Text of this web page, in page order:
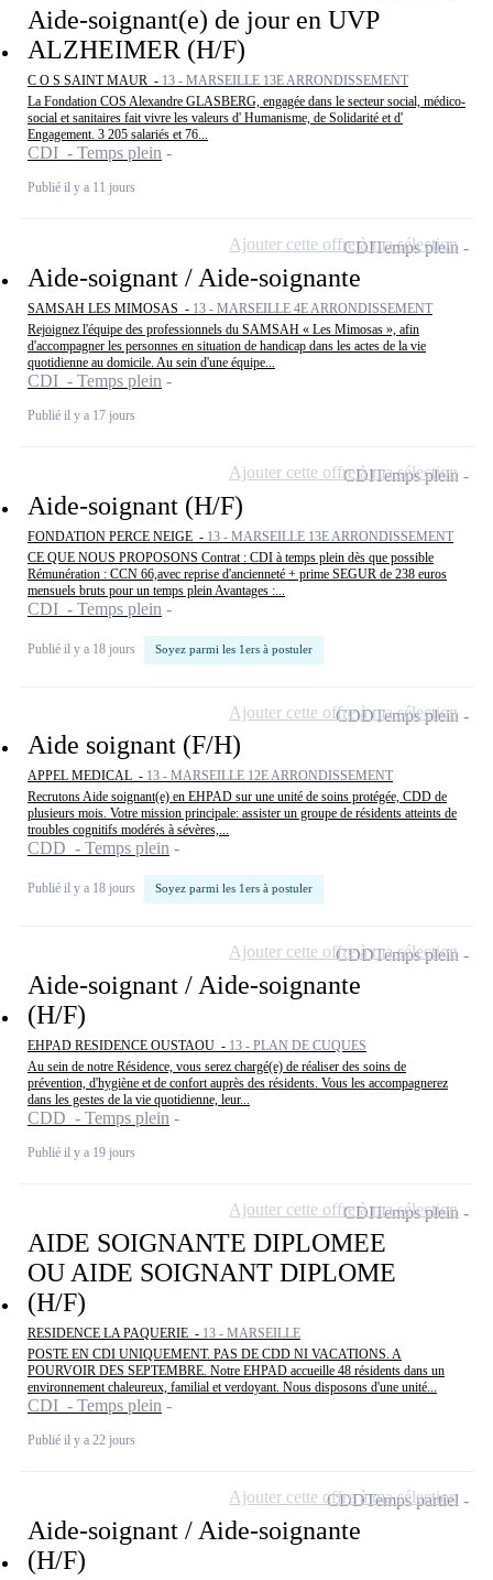
Aide-soignant(e) de jour en UVP
ALZHEIMER (H/F)
C O S SAINT MAUR - 13 - MARSEILLE 13E ARRONDISSEMENT
La Fondation COS Alexandre GLASBERG, engagée dans le secteur social, médico-
social et sanitaires fait vivre les valeurs d' Humanisme, de Solidarité et d'
Engagement. 3 205 salariés et 76...
CDI - Temps plein
Publié il y a 11 jours
Aide-soignant / Aide-soignante
SAMSAH LES MIMOSAS - 13 - MARSEILLE 4E ARRONDISSEMENT
Rejoignez l'équipe des professionnels du SAMSAH « Les Mimosas », afin
d'accompagner les personnes en situation de handicap dans les actes de la vie
quotidienne au domicile. Au sein d'une équipe...
CDI - Temps plein
Publié il y a 17 jours
CDITemps plein
Ajouter cette offre à ma sélection
Aide-soignant (H/F)
FONDATION PERCE NEIGE - 13 - MARSEILLE 13E ARRONDISSEMENT
CE QUE NOUS PROPOSONS Contrat : CDI à temps plein dès que possible
Rémunération : CCN 66,avec reprise d'ancienneté + prime SEGUR de 238 euros
mensuels bruts pour un temps plein Avantages :...
CDI - Temps plein
Publié il y a 18 jours Soyez parmi les 1ers à postuler
CDITemps plein
Ajouter cette offre à ma sélection
Aide soignant (F/H)
APPEL MEDICAL - 13 - MARSEILLE 12E ARRONDISSEMENT
Recrutons Aide soignant(e) en EHPAD sur une unité de soins protégée, CDD de
plusieurs mois. Votre mission principale: assister un groupe de résidents atteints de
troubles cognitifs modérés à sévères,...
CDD - Temps plein
Publié il y a 18 jours Soyez parmi les 1ers à postuler
CDDTemps plein
Ajouter cette offre à ma sélection
Aide-soignant / Aide-soignante
(H/F)
EHPAD RESIDENCE OUSTAOU - 13 - PLAN DE CUQUES
Au sein de notre Résidence, vous serez chargé(e) de réaliser des soins de
prévention, d'hygiène et de confort auprès des résidents. Vous les accompagnerez
dans les gestes de la vie quotidienne, leur...
CDD - Temps plein
Publié il y a 19 jours
CDDTemps plein
Ajouter cette offre à ma sélection
AIDE SOIGNANTE DIPLOMEE
OU AIDE SOIGNANT DIPLOME
(H/F)
RESIDENCE LA PAQUERIE - 13 - MARSEILLE
POSTE EN CDI UNIQUEMENT. PAS DE CDD NI VACATIONS. A
POURVOIR DES SEPTEMBRE. Notre EHPAD accueille 48 résidents dans un
environnement chaleureux, familial et verdoyant. Nous disposons d'une unité...
CDI - Temps plein
Publié il y a 22 jours
CDITemps plein
Ajouter cette offre à ma sélection
Aide-soignant / Aide-soignante
(H/F)
CDDTemps partiel
Ajouter cette offre à ma sélection